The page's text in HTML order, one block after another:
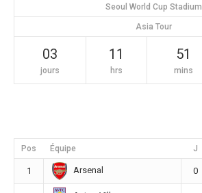
Seoul World Cup Stadium
Asia Tour
03
jours
11
hrs
51
mins
Pos Équipe J
1 Arsenal 0